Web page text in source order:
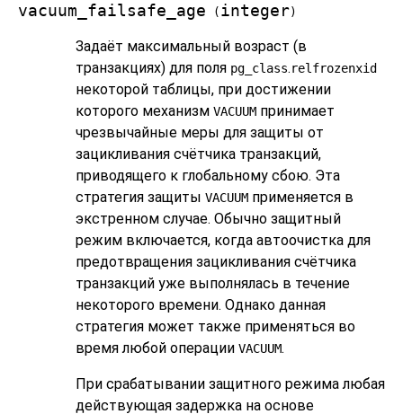
vacuum_failsafe_age ( integer)
Задаёт максимальный возраст (в
транзакциях) для поля pg_class.relfrozenxid
некоторой таблицы, при достижении
которого механизм VACUUM принимает
чрезвычайные меры для защиты от
зацикливания счётчика транзакций,
приводящего к глобальному сбою. Эта
стратегия защиты VACUUM применяется в
экстренном случае. Обычно защитный
режим включается, когда автоочистка для
предотвращения зацикливания счётчика
транзакций уже выполнялась в течение
некоторого времени. Однако данная
стратегия может также применяться во
время любой операции VACUUM.
При срабатывании защитного режима любая
действующая задержка на основе